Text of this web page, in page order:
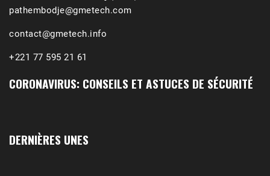
pathembodje@gmetech.com
contact@gmetech.info
+221 77 595 21 61
CORONAVIRUS: CONSEILS ET ASTUCES DE SÉCURITÉ
DERNIÈRES UNES